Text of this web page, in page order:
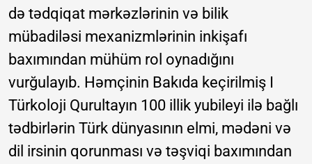
də tədqiqat mərkəzlərinin və bilik
mübadiləsi mexanizmlərinin inkişafı
baxımından mühüm rol oynadığını
vurğulayıb. Həmçinin Bakıda keçirilmiş I
Türkoloji Qurultayın 100 illik yubileyi ilə bağlı
tədbirlərin Türk dünyasının elmi, mədəni və
dil irsinin qorunması və təşviqi baxımından